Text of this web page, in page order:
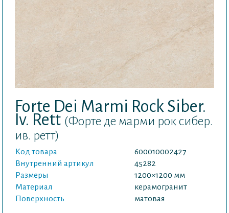
Forte Dei Marmi Rock Siber.
Iv. Rett (Форте де марми рок сибер.
ив. ретт)
Код товара
600010002427
Внутренний артикул
45282
Размеры
1200×1200 мм
Материал
керамогранит
Поверхность
матовая